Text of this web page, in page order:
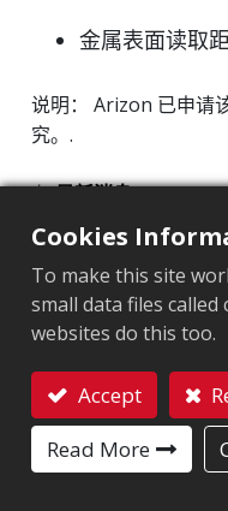
金属表面读取
说明： Arizon 已申请
究。.
在最新消息
Arizon 永道
Cookies
To make this site
small data files
websites do this too.
Accept
Read More